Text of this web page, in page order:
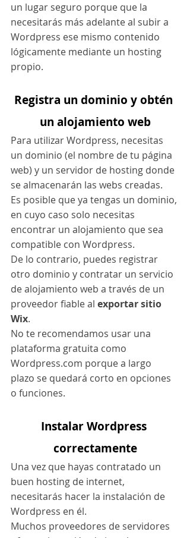
un lugar seguro porque que la
necesitarás más adelante al subir a
Wordpress ese mismo contenido
lógicamente mediante un hosting
propio.
Registra un dominio y obtén
un alojamiento web
Para utilizar Wordpress, necesitas
un dominio (el nombre de tu página
web) y un servidor de hosting donde
se almacenarán las webs creadas.
Es posible que ya tengas un dominio,
en cuyo caso solo necesitas
encontrar un alojamiento que sea
compatible con Wordpress.
De lo contrario, puedes registrar
otro dominio y contratar un servicio
de alojamiento web a través de un
proveedor fiable al exportar sitio
Wix.
No te recomendamos usar una
plataforma gratuita como
Wordpress.com porque a largo
plazo se quedará corto en opciones
o funciones.
Instalar Wordpress
correctamente
Una vez que hayas contratado un
buen hosting de internet,
necesitarás hacer la instalación de
Wordpress en él.
Muchos proveedores de servidores